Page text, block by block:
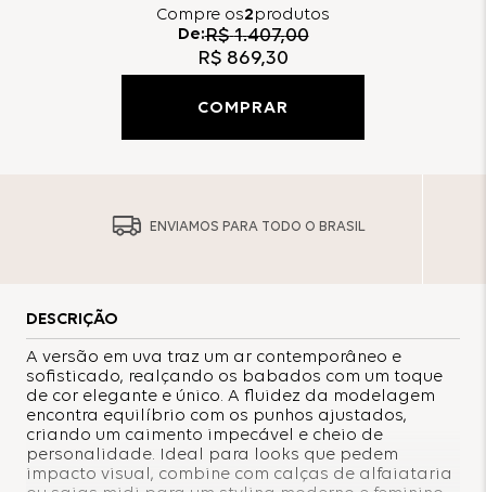
Compre os2produtos
De:R$ 1.407,00
R$ 869,30
COMPRAR
ENVIAMOS PARA TODO O BRASIL
DESCRIÇÃO
A versão em uva traz um ar contemporâneo e
sofisticado, realçando os babados com um toque
de cor elegante e único. A fluidez da modelagem
encontra equilíbrio com os punhos ajustados,
criando um caimento impecável e cheio de
personalidade. Ideal para looks que pedem
impacto visual, combine com calças de alfaiataria